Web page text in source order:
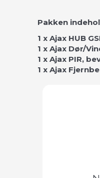
Pakken
1 x Ajax HUB
1 x Ajax Dør/
1 x Ajax PIR,
1 x Ajax